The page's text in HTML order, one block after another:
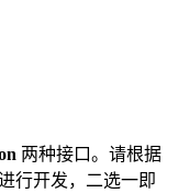
两种接口。请根据
行开发，二选一即